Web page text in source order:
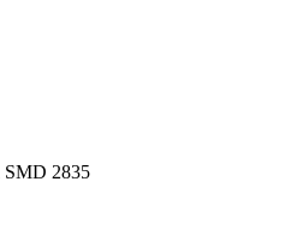
SMD 2835